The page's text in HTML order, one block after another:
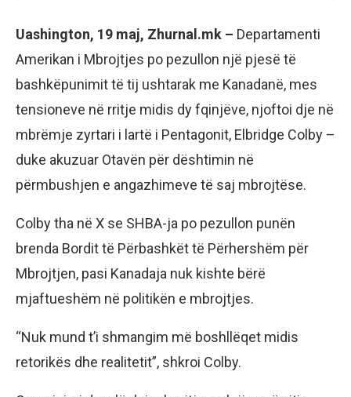
Uashington, 19 maj, Zhurnal.mk – Departamenti
Amerikan i Mbrojtjes po pezullon një pjesë të
bashkëpunimit të tij ushtarak me Kanadanë, mes
tensioneve në rritje midis dy fqinjëve, njoftoi dje në
mbrëmje zyrtari i lartë i Pentagonit, Elbridge Colby –
duke akuzuar Otavën për dështimin në
përmbushjen e angazhimeve të saj mbrojtëse.
Colby tha në X se SHBA-ja po pezullon punën
brenda Bordit të Përbashkët të Përhershëm për
Mbrojtjen, pasi Kanadaja nuk kishte bërë
mjaftueshëm në politikën e mbrojtjes.
“Nuk mund t’i shmangim më boshllëqet midis
retorikës dhe realitetit”, shkroi Colby.